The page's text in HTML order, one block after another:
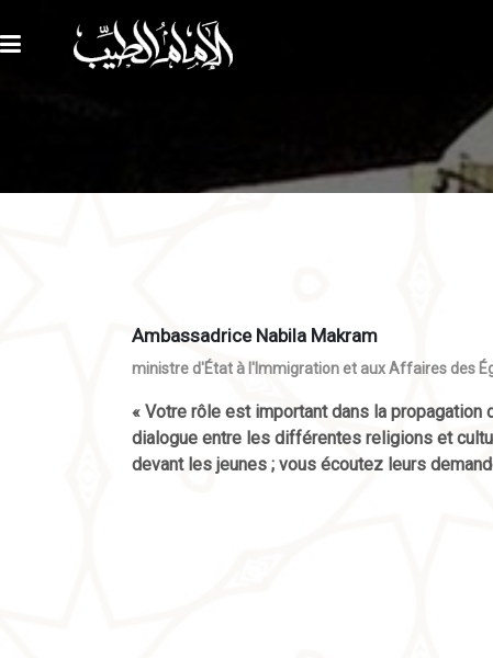
Ambassadrice Nabila Makram
ministre d'État à l'Immigration et aux Affaires des
« Votre rôle est important dans la
dialogue entre les différentes religions et
devant les jeunes ; vous écoutez leurs